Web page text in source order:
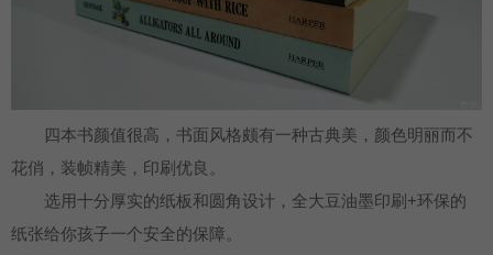
四本书颜值很高，书面风格颇有一种古典美，颜色明丽而不
花俏，装帧精美，印刷优良。
选用十分厚实的纸板和圆角设计，全大豆油墨印刷+环保的
纸张给你孩子一个安全的保障。